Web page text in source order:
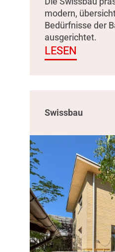
modern,
Bedürfnisse der
ausgerichtet.
LESEN
Swissbau